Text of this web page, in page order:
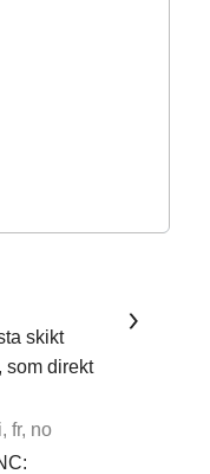
skikt
som direkt
fr, no